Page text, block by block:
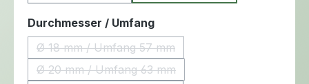
Durchmesser / Umfangauswählen
Ø 18 mm / Umfang 57 mm
(Diese Option ist zurzeit nicht verfügbar.)
Ø 20 mm / Umfang 63 mm
(Diese Option ist zurzeit nicht verfügbar.)